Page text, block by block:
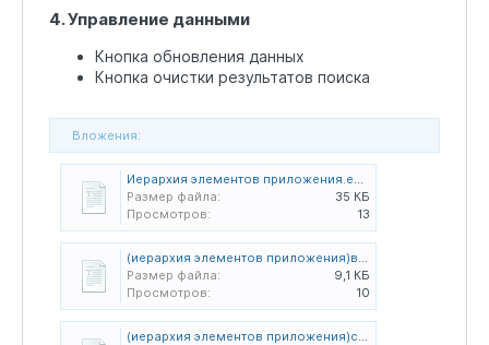
4. Управление данными
Кнопка обновления данных
Кнопка очистки результатов поиска
Вложения:
Иерархия элементов приложения.e365
Размер файла:
35 КБ
Просмотров:
13
(иерархия элементов приложения)виджет код.txt
Размер файла:
9,1 КБ
Просмотров:
10
(иерархия элементов приложения)скрипты.txt